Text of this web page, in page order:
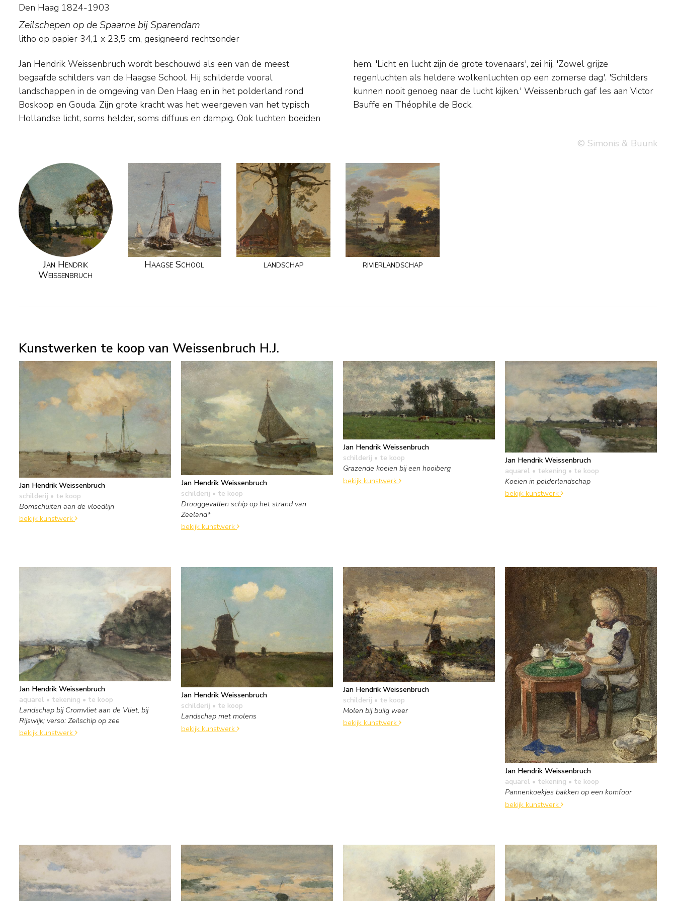
Den Haag 1824-1903
Zeilschepen op de Spaarne bij Sparendam
litho op papier 34,1 x 23,5 cm, gesigneerd rechtsonder
Jan Hendrik Weissenbruch wordt beschouwd als een van de meest
begaafde schilders van de Haagse School. Hij schilderde vooral
landschappen in de omgeving van Den Haag en in het polderland rond
Boskoop en Gouda. Zijn grote kracht was het weergeven van het typisch
Hollandse licht, soms helder, soms diffuus en dampig. Ook luchten boeiden
hem. 'Licht en lucht zijn de grote tovenaars', zei hij, 'Zowel grijze
regenluchten als heldere wolkenluchten op een zomerse dag'. 'Schilders
kunnen nooit genoeg naar de lucht kijken.' Weissenbruch gaf les aan Victor
Bauffe en Théophile de Bock.
© Simonis & Buunk
Jan Hendrik
Weissenbruch
Haagse School landschap rivierlandschap
Kunstwerken te koop van Weissenbruch H.J.
Jan Hendrik Weissenbruch
schilderij • te koop
Bomschuiten aan de vloedlijn
bekijk kunstwerk
Jan Hendrik Weissenbruch
schilderij • te koop
Drooggevallen schip op het strand van
Zeeland*
bekijk kunstwerk
Jan Hendrik Weissenbruch
schilderij • te koop
Grazende koeien bij een hooiberg
bekijk kunstwerk
Jan Hendrik Weissenbruch
aquarel • tekening • te koop
Koeien in polderlandschap
bekijk kunstwerk
Jan Hendrik Weissenbruch
aquarel • tekening • te koop
Landschap bij Cromvliet aan de Vliet, bij
Rijswijk; verso: Zeilschip op zee
bekijk kunstwerk
Jan Hendrik Weissenbruch
schilderij • te koop
Landschap met molens
bekijk kunstwerk
Jan Hendrik Weissenbruch
schilderij • te koop
Molen bij buiig weer
bekijk kunstwerk
Jan Hendrik Weissenbruch
aquarel • tekening • te koop
Pannenkoekjes bakken op een komfoor
bekijk kunstwerk